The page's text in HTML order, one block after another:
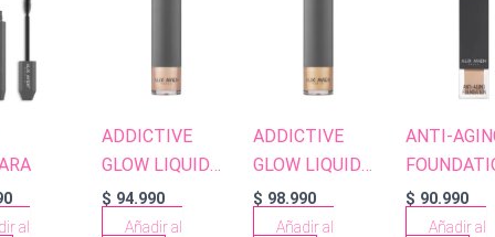
al
ADDICTIVE
GLOW LIQUID
HIGHLIGHTER
FACE AND
$ 94.990
Añadir al
ADDICTIVE
GLOW LIQUID
HIGHLIGHTER
FACE AND
$ 98.990
Añadir al
ANTI-
51
$ 90.990
Añadir al